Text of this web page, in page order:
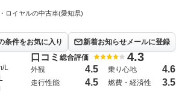
ロイヤルの中古車(愛知県)
条件をお気に入り 新着お知らせメールに登録
L
口コミ 総合評価 4.3
外観 4.5 乗り心地 4.6
走行性能 4.5 燃費・経済性 3.5